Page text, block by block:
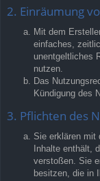
2. Einräumung
Mit dem
einfaches,
unentgeltliches
nutzen.
Das
Kündigung des
3. Pflichten des
Sie erklären mit
Inhalte enthält,
verstoßen. Sie
besitzen, die in